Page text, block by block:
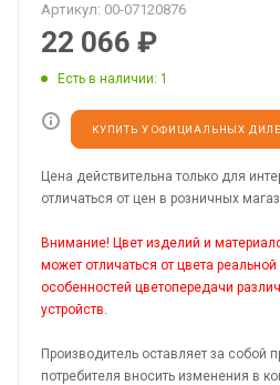
Артикул: 00-07120876
22 066 ₽
Есть в наличии: 1
КУПИТЬ У ОФИЦИАЛЬНЫХ
Цена действительна только для
отличаться от цен в розничных
Внимание! Цвет изделий и
может отличаться от цвета реальной
особенностей цветопередачи
устройств.
Производитель оставляет за собой
потребителя вносить изменения в